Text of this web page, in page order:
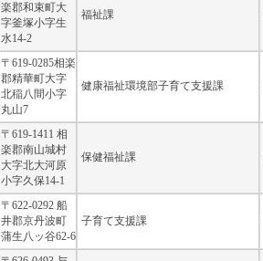
楽郡和束町大
字釜塚小字生
水14-2
福祉課
〒619-0285相楽
郡精華町大字
北稲八間小字
丸山7
健康福祉環境部子育て支援課
〒619-1411 相
楽郡南山城村
大字北大河原
小字久保14-1
保健福祉課
〒622-0292 船
井郡京丹波町
蒲生八ッ谷62-6
子育て支援課